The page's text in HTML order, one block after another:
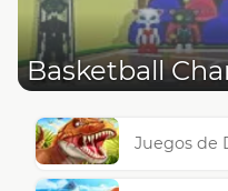
Basketball
Juegos de